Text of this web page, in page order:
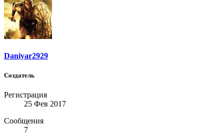
Daniyar2929
Создатель
Регистрация
25 Фев 2017
Сообщения
7